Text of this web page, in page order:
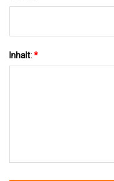
Inhalt:*